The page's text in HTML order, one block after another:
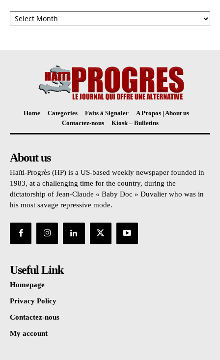
Archives
Home Categories Faits à Signaler
A Propos | About us
Contactez-nous
Kiosk – Bulletins
About us
Haïti-Progrès (HP) is a US-based weekly newspaper founded in
1983, at a challenging time for the country, during the
dictatorship of Jean-Claude « Baby Doc » Duvalier who was in
his most savage repressive mode.
Useful Link
Homepage
Privacy Policy
Contactez-nous
My account